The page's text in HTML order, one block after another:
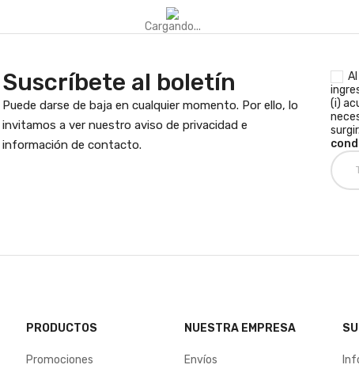
Cargando...
Suscríbete al boletín
Puede darse de baja en cualquier momento. Por ello, lo
invitamos a ver nuestro aviso de privacidad e
información de contacto.
(i)
PRODUCTOS
Promociones
NUESTRA EMPRESA
Envíos